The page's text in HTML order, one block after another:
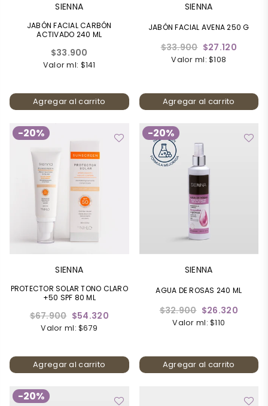
SIENNA
JABÓN FACIAL CARBÓN
ACTIVADO 240 ML
Precio
habitual
$33.900
Valor ml: $141
Agregar al carrito
SIENNA
JABÓN FACIAL AVENA 250 G
Precio
habitual
$33.900 $27.120
Valor ml: $108
Agregar al carrito
-20%
SIENNA
PROTECTOR SOLAR TONO CLARO
+50 SPF 80 ML
Precio
habitual
$67.900 $54.320
Valor ml: $679
Agregar al carrito
-20%
SIENNA
AGUA DE ROSAS 240 ML
Precio
habitual
$32.900 $26.320
Valor ml: $110
Agregar al carrito
-20%